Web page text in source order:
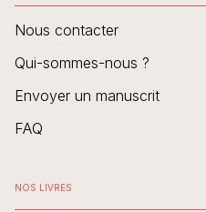
Nous contacter
Qui-sommes-nous ?
Envoyer un manuscrit
FAQ
NOS LIVRES